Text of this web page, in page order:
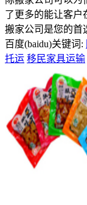
了更多的能让客户
搬家公司是您的首
百度(baidu)关键词:
托运 移民家具运输